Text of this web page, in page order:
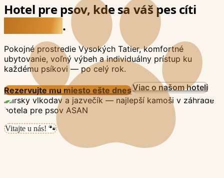
Hotel pre psov, kde sa váš pes cíti
.
Pokojné prostredie Vysokých Tatier, komfortné
ubytovanie, voľný výbeh a individuálny prístup ku
každému psíkovi — po celý rok.
Rezervujte mu miesto ešte dnesViac o našom hoteli
Vitajte u nás! 🐾